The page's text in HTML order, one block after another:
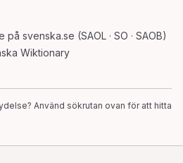
på svenska.se (SAOL · SO · SAOB)
Wiktionary
Använd sökrutan ovan för att hitta